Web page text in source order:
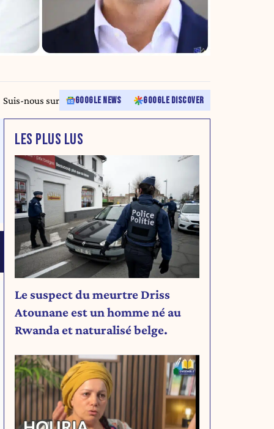
Suis-nous sur GOOGLE NEWS GOOGLE DISCOVER
LES PLUS LUS
Le suspect du meurtre Driss
Atounane est un homme né au
Rwanda et naturalisé belge.